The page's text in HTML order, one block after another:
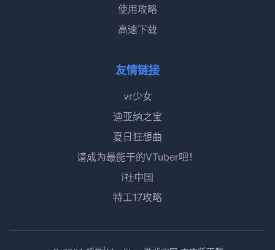
使用攻略
高速下载
友情链接
vr少女
迪亚纳之宝
夏日狂想曲
请成为最能干的VTuber吧！
i社中国
特工17攻略